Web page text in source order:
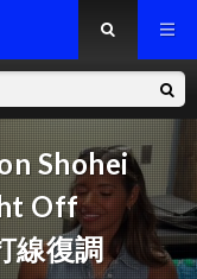
Shohei
Off
線復調